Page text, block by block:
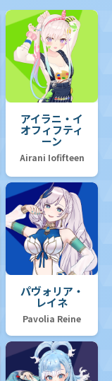
アイラニ・イ
オフィフティ
ーン
Airani Iofifteen
パヴォリア・
レイネ
Pavolia Reine